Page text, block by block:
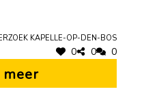
Kapelle-op-den-Bos
0 0 0